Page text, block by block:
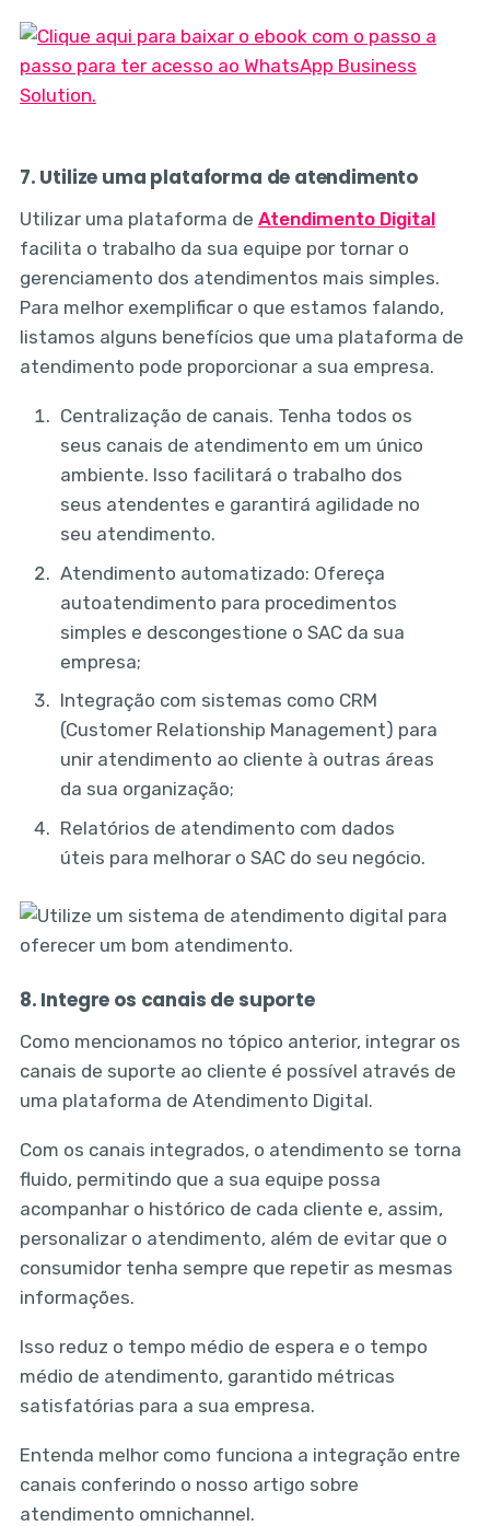
7. Utilize uma plataforma de atendimento
Utilizar uma plataforma de Atendimento Digital
facilita o trabalho da sua equipe por tornar o
gerenciamento dos atendimentos mais simples.
Para melhor exemplificar o que estamos falando,
listamos alguns benefícios que uma plataforma de
atendimento pode proporcionar a sua empresa.
Centralização de canais. Tenha todos os
seus canais de atendimento em um único
ambiente. Isso facilitará o trabalho dos
seus atendentes e garantirá agilidade no
seu atendimento.
Atendimento automatizado: Ofereça
autoatendimento para procedimentos
simples e descongestione o SAC da sua
empresa;
Integração com sistemas como CRM
(Customer Relationship Management) para
unir atendimento ao cliente à outras áreas
da sua organização;
Relatórios de atendimento com dados
úteis para melhorar o SAC do seu negócio.
8. Integre os canais de suporte
Como mencionamos no tópico anterior, integrar os
canais de suporte ao cliente é possível através de
uma plataforma de Atendimento Digital.
Com os canais integrados, o atendimento se torna
fluido, permitindo que a sua equipe possa
acompanhar o histórico de cada cliente e, assim,
personalizar o atendimento, além de evitar que o
consumidor tenha sempre que repetir as mesmas
informações.
Isso reduz o tempo médio de espera e o tempo
médio de atendimento, garantido métricas
satisfatórias para a sua empresa.
Entenda melhor como funciona a integração entre
canais conferindo o nosso artigo sobre
atendimento omnichannel.